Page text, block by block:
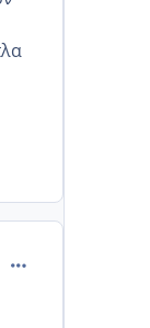
comment_552831